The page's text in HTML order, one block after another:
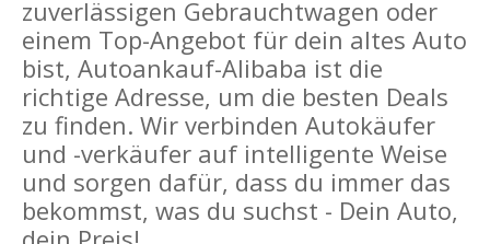
zuverlässigen Gebrauchtwagen oder
einem Top-Angebot für dein altes Auto
bist, Autoankauf-Alibaba ist die
richtige Adresse, um die besten Deals
zu finden. Wir verbinden Autokäufer
und -verkäufer auf intelligente Weise
und sorgen dafür, dass du immer das
bekommst, was du suchst - Dein Auto,